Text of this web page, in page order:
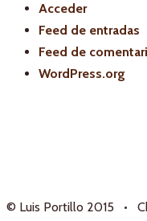
Acceder
Feed de entradas
Feed de
WordPress.org
© Luis Portillo 2015 •